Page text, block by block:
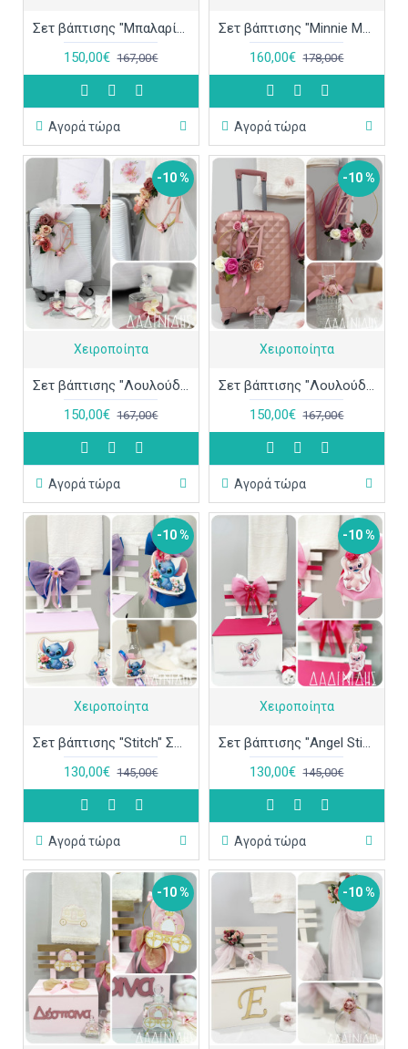
Σετ βάπτισης "Μπαλαρίνα" ΣΕΤ-Κ98
150,00€ 167,00€
Αγορά τώρα
Σετ βάπτισης "Minnie Mouse" ΣΕΤ-Κ97
160,00€ 178,00€
Αγορά τώρα
-10 %
Χειροποίητα
Σετ βάπτισης "Λουλούδια Μονόγραμμα" ΣΕΤ-Κ96
150,00€ 167,00€
Αγορά τώρα
-10 %
Χειροποίητα
Σετ βάπτισης "Λουλούδια Μονόγραμμα" ΣΕΤ-Κ95
150,00€ 167,00€
Αγορά τώρα
-10 %
Χειροποίητα
Σετ βάπτισης "Stitch" ΣΕΤ-Κ94
130,00€ 145,00€
Αγορά τώρα
-10 %
Χειροποίητα
Σετ βάπτισης "Angel Stitch" ΣΕΤ-Κ93
130,00€ 145,00€
Αγορά τώρα
-10 % -10 %